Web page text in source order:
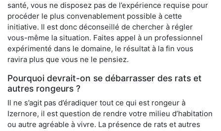
santé, vous ne disposez pas de l’expérience requise pour
procéder le plus convenablement possible à cette
initiative. Il est donc déconseillé de chercher à régler
vous-même la situation. Faites appel à un professionnel
expérimenté dans le domaine, le résultat à la fin vous
ravira plus que vous ne le pensiez.
Pourquoi devrait-on se débarrasser des rats et
autres rongeurs ?
Il ne s’agit pas d’éradiquer tout ce qui est rongeur à
Izernore, il est question de rendre votre milieu d’habitation
ou autre agréable à vivre. La présence de rats et autres